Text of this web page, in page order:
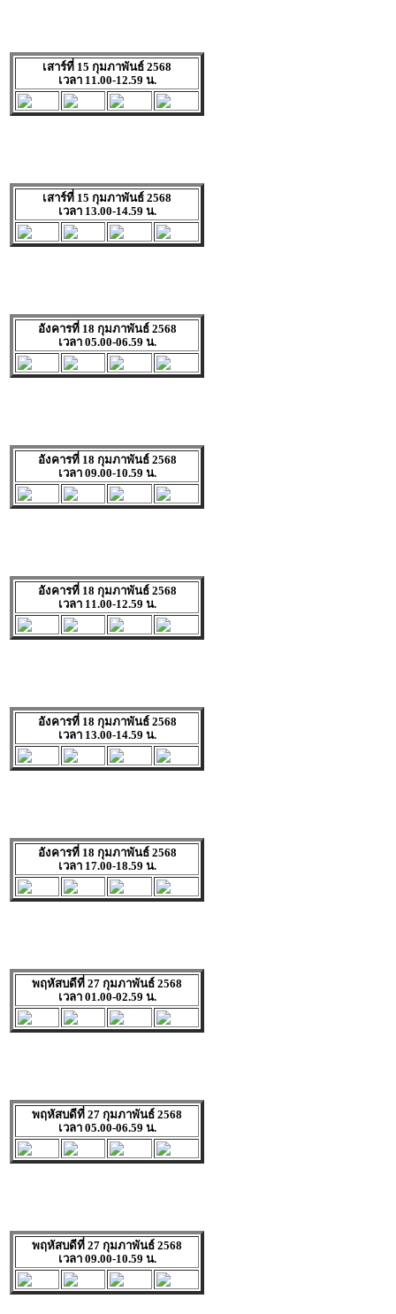
เสาร์ที่ 15 กุมภาพันธ์ 2568
เวลา 11.00-12.59 น.
เสาร์ที่ 15 กุมภาพันธ์ 2568
เวลา 13.00-14.59 น.
อังคารที่ 18 กุมภาพันธ์ 2568
เวลา 05.00-06.59 น.
อังคารที่ 18 กุมภาพันธ์ 2568
เวลา 09.00-10.59 น.
อังคารที่ 18 กุมภาพันธ์ 2568
เวลา 11.00-12.59 น.
อังคารที่ 18 กุมภาพันธ์ 2568
เวลา 13.00-14.59 น.
อังคารที่ 18 กุมภาพันธ์ 2568
เวลา 17.00-18.59 น.
พฤหัสบดีที่ 27 กุมภาพันธ์ 2568
เวลา 01.00-02.59 น.
พฤหัสบดีที่ 27 กุมภาพันธ์ 2568
เวลา 05.00-06.59 น.
พฤหัสบดีที่ 27 กุมภาพันธ์ 2568
เวลา 09.00-10.59 น.